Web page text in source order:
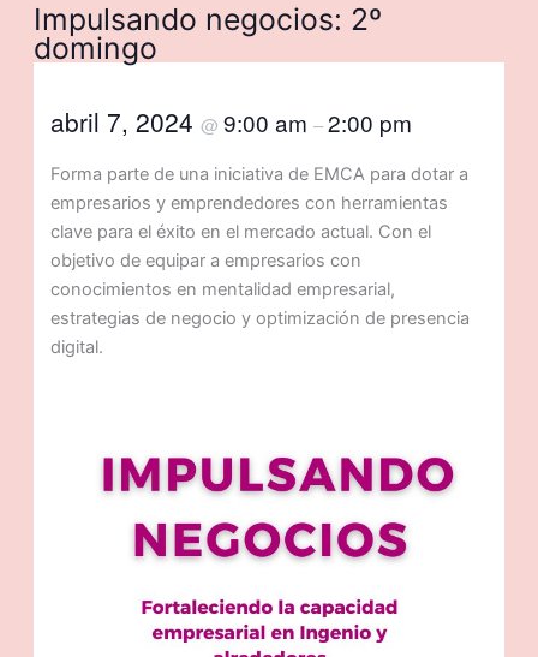
Impulsando negocios: 2º
domingo
abril 7, 2024@9:00 am–2:00 pm
Forma parte de una iniciativa de EMCA para dotar a
empresarios y emprendedores con herramientas
clave para el éxito en el mercado actual. Con el
objetivo de equipar a empresarios con
conocimientos en mentalidad empresarial,
estrategias de negocio y optimización de presencia
digital.